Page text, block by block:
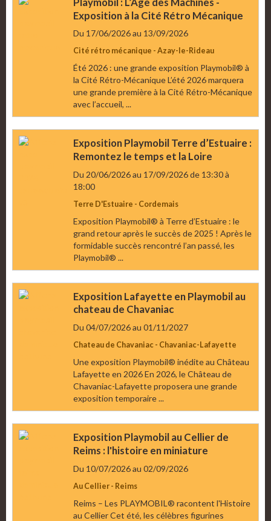
Exposition à la Cité Rétro Mécanique
Du 17/06/2026au 13/09/2026
Cité rétro mécanique - Azay-le-Rideau
Été 2026 : une grande exposition Playmobil® à
la Cité Rétro-Mécanique L’été 2026 marquera
une grande première à la Cité Rétro-Mécanique
avec l’accueil, ...
Exposition Playmobil Terre d’Estuaire :
Remontez le temps et la Loire
Du 20/06/2026au 17/09/2026de 13:30à
18:00
Terre D'Estuaire - Cordemais
Exposition Playmobil® à Terre d’Estuaire : le
grand retour après le succès de 2025 ! Après le
formidable succès rencontré l’an passé, les
Playmobil® ...
Exposition Lafayette en Playmobil au
chateau de Chavaniac
Du 04/07/2026au 01/11/2027
Chateau de Chavaniac - Chavaniac-Lafayette
Une exposition Playmobil® inédite au Château
Lafayette en 2026 En 2026, le Château de
Chavaniac-Lafayette proposera une grande
exposition temporaire ...
Exposition Playmobil au Cellier de
Reims : l'histoire en miniature
Du 10/07/2026au 02/09/2026
Au Cellier - Reims
Reims – Les PLAYMOBIL® racontent l'Histoire
au Cellier Cet été, les célèbres figurines